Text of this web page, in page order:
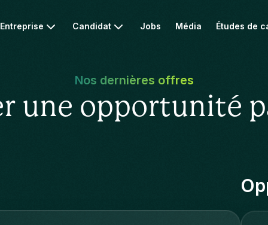
Entreprise Candidat Jobs Média Études de
Nos dernières offres
une opportunité